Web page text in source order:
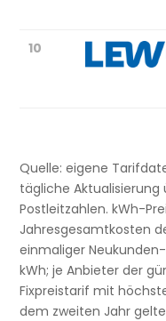
10
Quelle: eigene
tägliche Aktualisierung
Postleitzahlen. kWh-
Jahresgesamtkosten
einmaliger
kWh; je Anbieter der
Fixpreistarif mit
dem zweiten Jahr